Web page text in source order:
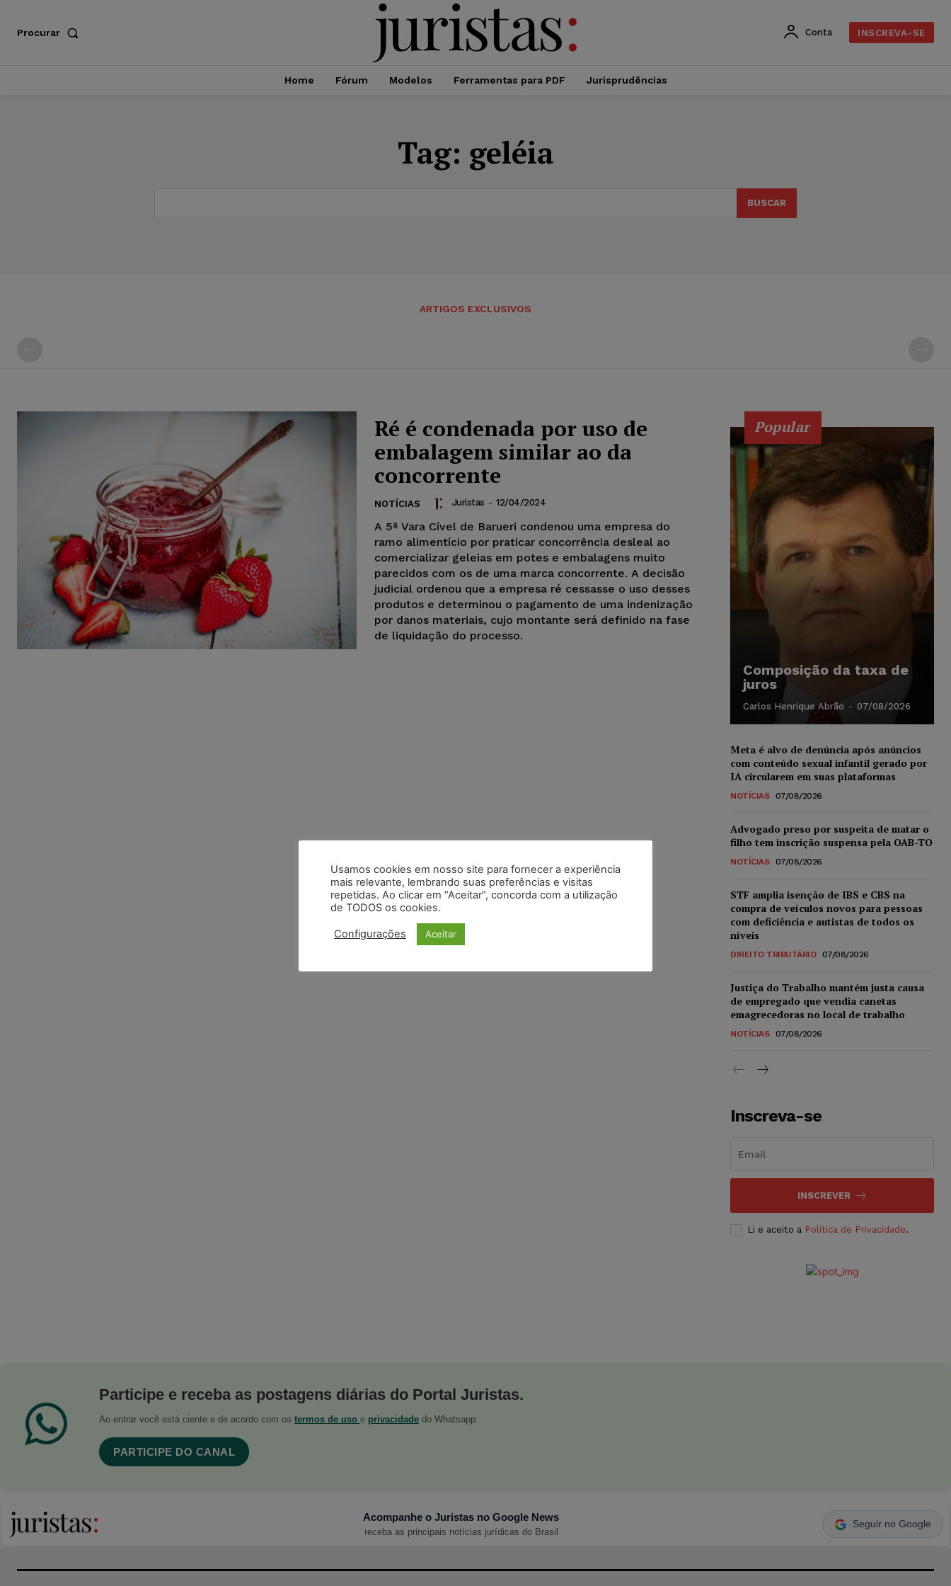
Procurar Conta INSCREVA-SE
Home Fórum Modelos Ferramentas para PDF Jurisprudências
Tag: geléia
BUSCAR
ARTIGOS EXCLUSIVOS
Ré é condenada por uso de
embalagem similar ao da
concorrente
NOTÍCIAS Juristas - 12/04/2024
A 5ª Vara Cível de Barueri condenou uma empresa do
ramo alimentício por praticar concorrência desleal ao
comercializar geleias em potes e embalagens muito
parecidos com os de uma marca concorrente. A decisão
judicial ordenou que a empresa ré cessasse o uso desses
produtos e determinou o pagamento de uma indenização
por danos materiais, cujo montante será definido na fase
de liquidação do processo.
Popular
Composição da taxa de
juros
Carlos Henrique Abrão - 07/08/2026
Meta é alvo de denúncia após anúncios
com conteúdo sexual infantil gerado por
IA circularem em suas plataformas
NOTÍCIAS 07/08/2026
Advogado preso por suspeita de matar o
filho tem inscrição suspensa pela OAB-TO
NOTÍCIAS 07/08/2026
STF amplia isenção de IBS e CBS na
compra de veículos novos para pessoas
com deficiência e autistas de todos os
níveis
DIREITO TRIBUTÁRIO 07/08/2026
Justiça do Trabalho mantém justa causa
de empregado que vendia canetas
emagrecedoras no local de trabalho
NOTÍCIAS 07/08/2026
Inscreva-se
INSCREVER
Li e aceito a Política de Privacidade.
Participe e receba as postagens diárias do Portal Juristas.
Ao entrar você está ciente e de acordo com os termos de uso e privacidade do Whatsapp.
PARTICIPE DO CANAL
Acompanhe o Juristas no Google News
receba as principais notícias jurídicas do Brasil
Seguir no Google
Usamos cookies em nosso site para fornecer a experiência
mais relevante, lembrando suas preferências e visitas
repetidas. Ao clicar em “Aceitar”, concorda com a utilização
de TODOS os cookies.
Configurações Aceitar